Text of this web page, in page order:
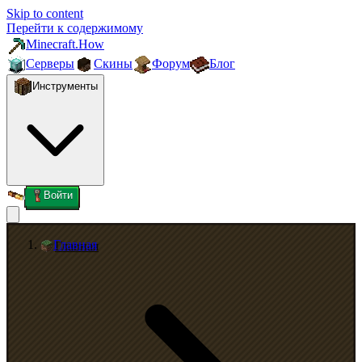
Skip to content
Перейти к содержимому
Minecraft.How
Серверы
Скины Форум Блог
Инструменты
Войти
Главная